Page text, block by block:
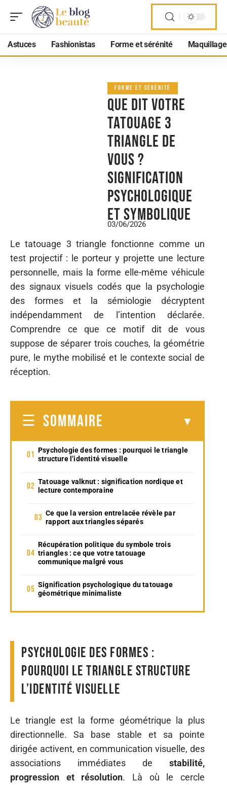
Astuces Fashionistas Forme et sérénité Maquillage
FORME ET SÉRÉNITÉ
Que dit votre
tatouage 3
triangle de
vous ?
Signification
psychologique
et symbolique
03/06/2026
Le tatouage 3 triangle fonctionne comme un
test projectif : le porteur y projette une lecture
personnelle, mais la forme elle-même véhicule
des signaux visuels codés que la psychologie
des formes et la sémiologie décryptent
indépendamment de l’intention déclarée.
Comprendre ce que ce motif dit de vous
suppose de séparer trois couches, la géométrie
pure, le mythe mobilisé et le contexte social de
réception.
SOMMAIRE
Psychologie des formes : pourquoi le triangle
structure l’identité visuelle
Tatouage valknut : signification nordique et
lecture contemporaine
Ce que la version entrelacée révèle par
rapport aux triangles séparés
Récupération politique du symbole trois
triangles : ce que votre tatouage
communique malgré vous
Signification psychologique du tatouage
géométrique minimaliste
Psychologie des formes :
pourquoi le triangle structure
l’identité visuelle
Le triangle est la forme géométrique la plus
directionnelle. Sa base stable et sa pointe
dirigée activent, en communication visuelle, des
associations immédiates de stabilité,
progression et résolution. Là où le cercle